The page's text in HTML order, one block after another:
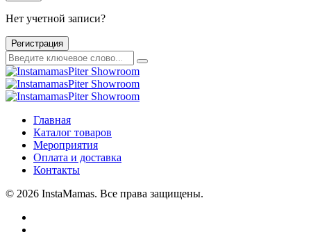
Нет учетной записи?
Регистрация
Главная
Каталог товаров
Мероприятия
Оплата и доставка
Контакты
© 2026 InstaMamas. Все права защищены.